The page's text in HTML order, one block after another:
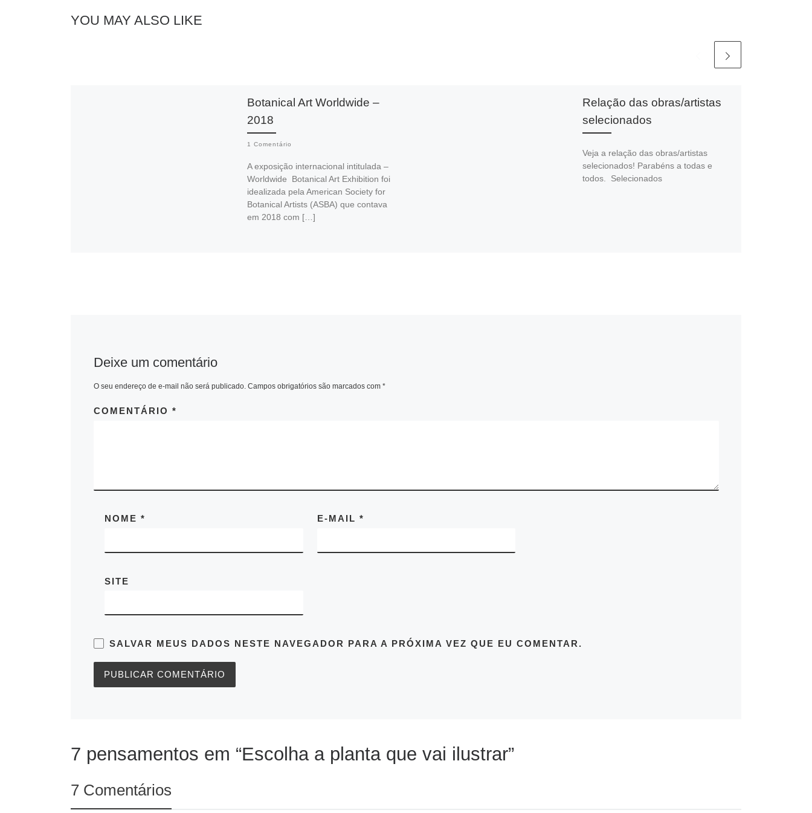
YOU MAY ALSO LIKE
Botanical Art Worldwide –
2018
1 Comentário
A exposição internacional intitulada –
Worldwide Botanical Art Exhibition foi
idealizada pela American Society for
Botanical Artists (ASBA) que contava
em 2018 com […]
Relação das obras/artistas
selecionados
Veja a relação das obras/artistas
selecionados! Parabéns a todas e
todos. Selecionados
Deixe um comentário
O seu endereço de e-mail não será publicado. Campos obrigatórios são marcados com *
COMENTÁRIO *
NOME* E-MAIL *
SITE
SALVAR MEUS DADOS NESTE NAVEGADOR PARA A PRÓXIMA VEZ QUE EU COMENTAR.
7 pensamentos em “Escolha a planta que vai ilustrar”
7 Comentários